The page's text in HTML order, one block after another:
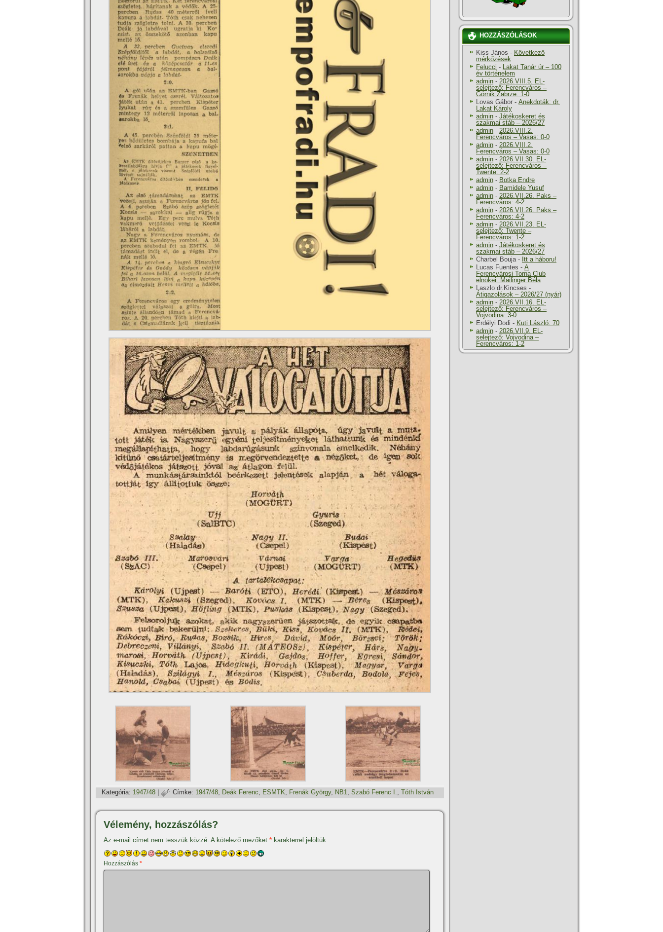
Kategória: 1947/48 Címke: 1947/48, Deák Ferenc, ESMTK, Frenák György, NB1, Szabó Ferenc I., Tóth István
Vélemény, hozzászólás?
Az e-mail címet nem tesszük közzé. A kötelező mezőket * karakterrel jelöltük
Hozzászólás *
HOZZÁSZÓLÁSOK
Kiss János - Következő
mérkőzések
Felucci - Lakat Tanár úr – 100
év történelem
admin - 2026.VIII.5. EL-
selejtező: Ferencváros –
Górnik Zabrze: 1-0
Lovas Gábor - Anekdoták: dr.
Lakat Károly
admin - Játékoskeret és
szakmai stáb – 2026/27
admin - 2026.VIII.2.
Ferencváros – Vasas: 0-0
admin - 2026.VIII.2.
Ferencváros – Vasas: 0-0
admin - 2026.VII.30. EL-
selejtező: Ferencváros –
Twente: 2-2
admin - Botka Endre
admin - Bamidele Yusuf
admin - 2026.VII.26. Paks –
Ferencváros: 4-2
admin - 2026.VII.26. Paks –
Ferencváros: 4-2
admin - 2026.VII.23. EL-
selejtező: Twente –
Ferencváros: 1-2
admin - Játékoskeret és
szakmai stáb – 2026/27
Charbel Bouja- Itt a háboru!
Lucas Fuentes - A
Ferencvárosi Torna Club
elnökei: Mailinger Béla
Laszlo dr.Kincses -
Átigazolások – 2026/27 (nyár)
admin - 2026.VII.16. EL-
selejtező: Ferencváros –
Vojvodina: 3-0
Erdélyi Dodi - Kuti László: 70
admin - 2026.VII.9. EL-
selejtező: Vojvodina –
Ferencváros: 1-2